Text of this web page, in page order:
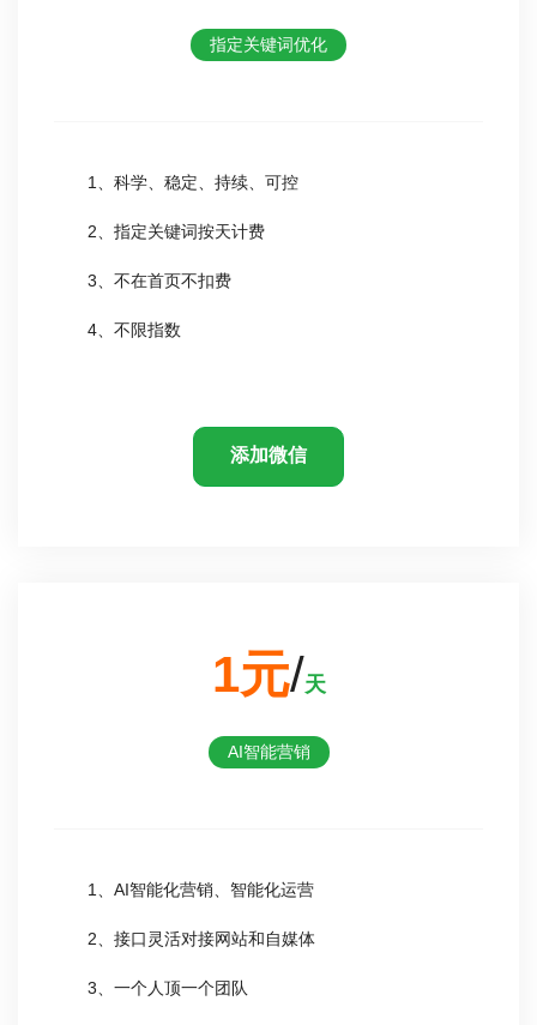
指定关键词优化
1、科学、稳定、持续、可控
2、指定关键词按天计费
3、不在首页不扣费
4、不限指数
添加微信
1元/天
AI智能营销
1、AI智能化营销、智能化运营
2、接口灵活对接网站和自媒体
3、一个人顶一个团队